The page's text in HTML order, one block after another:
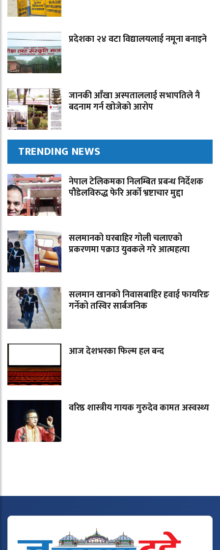
प्रदेशका २४ वटा विद्यालयलाई नमूना बनाइने
जानकी आँखा अस्पताललाई सभापतिले नै
बदनाम गर्न खोजेको आरोप
TRENDING NEWS
नेपाल टेलिकमका निलम्बित प्रबन्ध निर्देशक
पौडेलविरुद्ध फेरि अर्को भ्रष्टाचार मुद्दा
सलमानको घरबाहिर गोली चलाएको
प्रकरणमा पक्राउ युवकले गरे आत्महत्या
सलमान खानको निवासबाहिर हवाई फायरिङ
गर्नेको तस्विर सार्बजनिक
आज देशभरका फिल्म हल बन्द
वरिष्ठ शास्त्रीय गायक गुरुदेव कामत अस्वस्थ्य